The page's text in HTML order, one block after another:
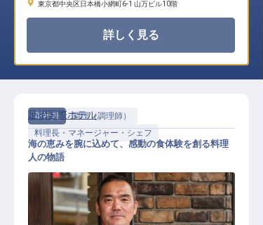
東京都中央区日本橋小網町6-1 山万ビル10階
詳しく見る
正社員
調理（調理師）
料理長・マネージャー・シェフ
足摺国際ホテル
海の恵みを腕に込めて、感動の食体験を創る料理
人の物語